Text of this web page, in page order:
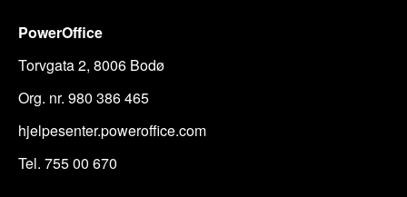
PowerOffice
Torvgata 2, 8006 Bodø
Org. nr. 980 386 465
hjelpesenter.poweroffice.com
Tel. 755 00 670